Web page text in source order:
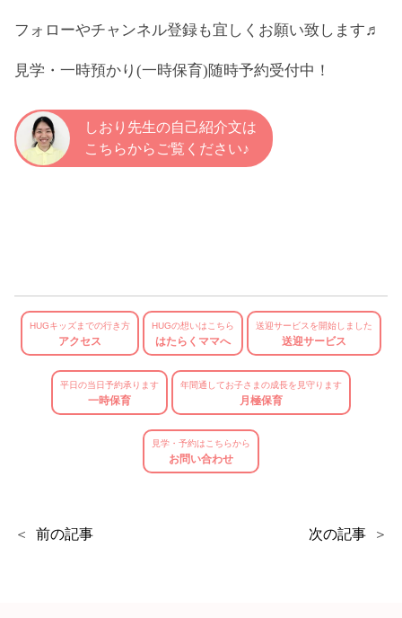
フォローやチャンネル登録も宜しくお願い致します♬
見学・一時預かり(一時保育)随時予約受付中！
しおり先生の自己紹介文は
こちらからご覧ください♪
HUGキッズまでの行き方
アクセス
HUGの想いはこちら
はたらくママへ
送迎サービスを開始しました
送迎サービス
平日の当日予約承ります
一時保育
年間通してお子さまの成長を見守ります
月極保育
見学・予約はこちらから
お問い合わせ
前の記事 次の記事